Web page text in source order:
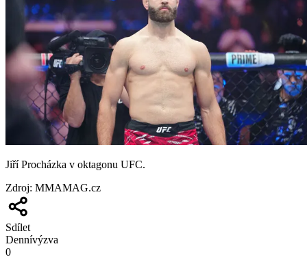
Jiří Procházka v oktagonu UFC.
Zdroj: MMAMAG.cz
Sdílet
Dennívýzva
0